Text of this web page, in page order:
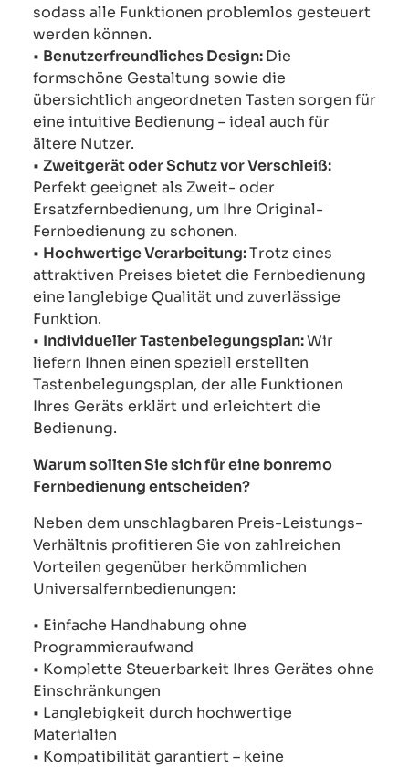
sodass alle Funktionen problemlos gesteuert
werden können.
• Benutzerfreundliches Design:Die
formschöne Gestaltung sowie die
übersichtlich angeordneten Tasten sorgen für
eine intuitive Bedienung – ideal auch für
ältere Nutzer.
• Zweitgerät oder Schutz vor Verschleiß:
Perfekt geeignet als Zweit- oder
Ersatzfernbedienung, um Ihre Original-
Fernbedienung zu schonen.
• Hochwertige Verarbeitung:Trotz eines
attraktiven Preises bietet die Fernbedienung
eine langlebige Qualität und zuverlässige
Funktion.
• Individueller Tastenbelegungsplan:Wir
liefern Ihnen einen speziell erstellten
Tastenbelegungsplan, der alle Funktionen
Ihres Geräts erklärt und erleichtert die
Bedienung.
Warum sollten Sie sich für eine bonremo
Fernbedienung entscheiden?
Neben dem unschlagbaren Preis-Leistungs-
Verhältnis profitieren Sie von zahlreichen
Vorteilen gegenüber herkömmlichen
Universalfernbedienungen:
• Einfache Handhabung ohne
Programmieraufwand
• Komplette Steuerbarkeit Ihres Gerätes ohne
Einschränkungen
• Langlebigkeit durch hochwertige
Materialien
• Kompatibilität garantiert – keine